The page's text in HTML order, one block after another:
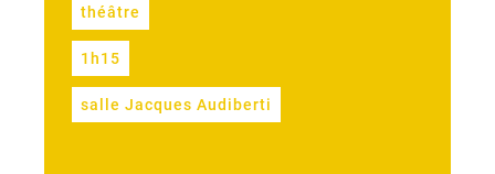
théâtre
1h15
salle Jacques Audiberti